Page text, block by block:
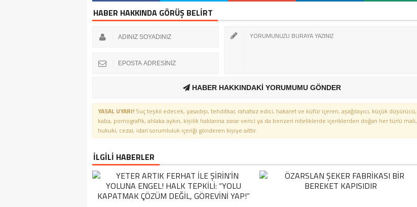
HABER HAKKINDA GÖRÜŞ BELİRT
HABER HAKKINDAKİ YORUMUMU GÖNDER
YASAL UYARI! Suç teşkil edecek, yasadışı, tehditkar, rahatsız edici, hakaret ve küfür içeren, aşağılayıcı, küçük düşürücü,
kaba, pornografik, ahlaka aykırı, kişilik haklarına zarar verici ya da benzeri niteliklerde içeriklerden doğan her türlü mali,
hukuki, cezai, idari sorumluluk içeriği gönderen kişiye aittir.
İLGİLİ HABERLER